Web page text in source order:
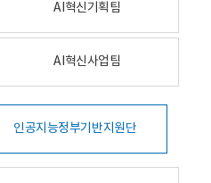
AI혁신기획팀
AI혁신사업팀
인공지능정부기반지원단